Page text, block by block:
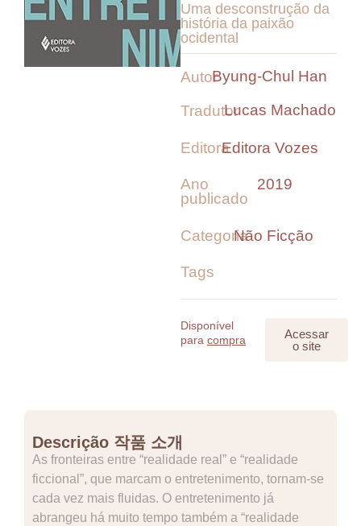
Uma desconstrução da
história da paixão
ocidental
AutorByung-Chul Han
TradutorLucas Machado
EditoraEditora Vozes
Ano
publicado
2019
CategoriaNão Ficção
Tags
Disponível
para compra
Acessar
o site
Descrição 작품 소개
As fronteiras entre “realidade real” e “realidade
ficcional”, que marcam o entretenimento, tornam-se
cada vez mais fluidas. O entretenimento já
abrangeu há muito tempo também a “realidade